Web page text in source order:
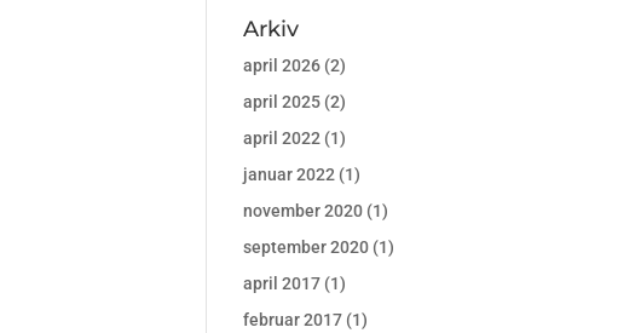
Arkiv
april 2026 (2)
april 2025 (2)
april 2022 (1)
januar 2022 (1)
november 2020 (1)
september 2020 (1)
april 2017 (1)
februar 2017 (1)